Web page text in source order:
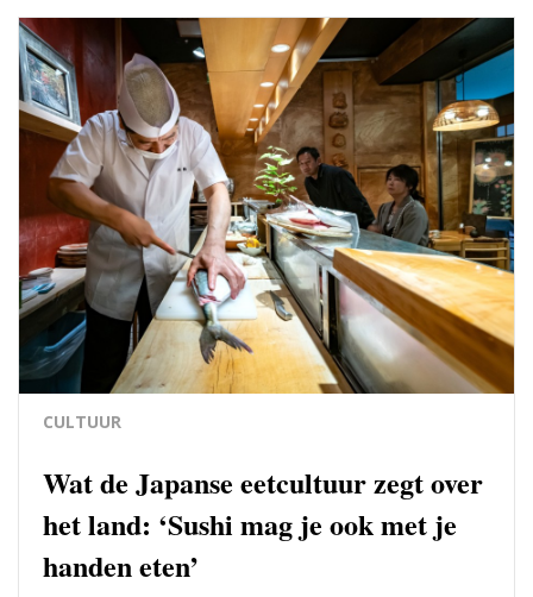
CULTUUR
Wat de Japanse eetcultuur zegt over
het land: ‘Sushi mag je ook met je
handen eten’